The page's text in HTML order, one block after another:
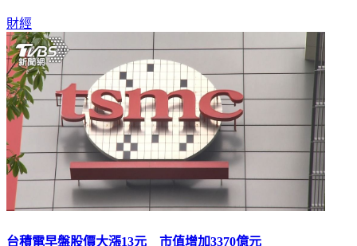
財經
台積電早盤股價大漲13元 市值增加3370億元